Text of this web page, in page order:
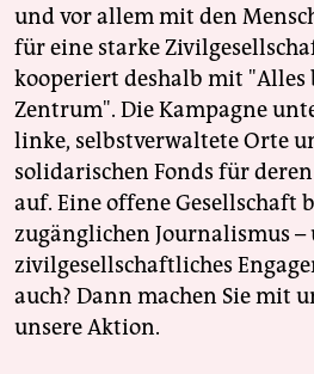
und vor allem mit den
für eine starke
kooperiert deshalb mit
Zentrum". Die Kampagne
linke, selbstverwaltete Orte
solidarischen Fonds für
auf. Eine offene Gesellschaft
zugänglichen Journalismus –
zivilgesellschaftliches
auch? Dann machen Sie mit
unsere Aktion.